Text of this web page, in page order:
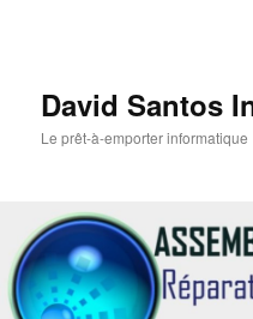
David Santos
Le prêt-à-emporter informatique